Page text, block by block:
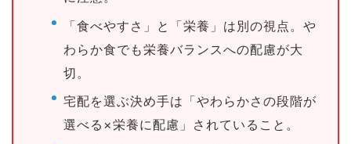
「食べやすさ」と「栄養」は別の視点。や
わらか食でも栄養バランスへの配慮が大
切。
宅配を選ぶ決め手は「やわらかさの段階が
選べる×栄養に配慮」されていること。